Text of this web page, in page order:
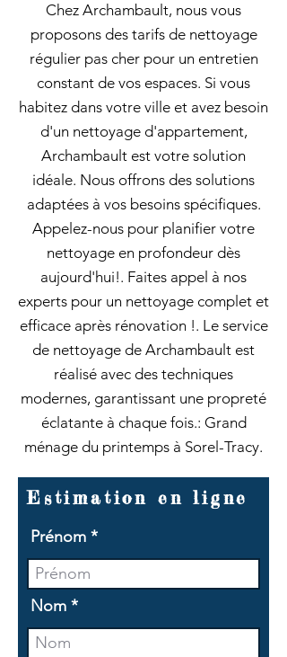
Chez Archambault, nous vous
proposons des tarifs de nettoyage
régulier pas cher pour un entretien
constant de vos espaces. Si vous
habitez dans votre ville et avez besoin
d'un nettoyage d'appartement,
Archambault est votre solution
idéale. Nous offrons des solutions
adaptées à vos besoins spécifiques.
Appelez-nous pour planifier votre
nettoyage en profondeur dès
aujourd'hui!. Faites appel à nos
experts pour un nettoyage complet et
efficace après rénovation !. Le service
de nettoyage de Archambault est
réalisé avec des techniques
modernes, garantissant une propreté
éclatante à chaque fois.: Grand
ménage du printemps à Sorel-Tracy.
Estimation en ligne
Prénom
Nom